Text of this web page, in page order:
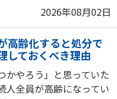
2026年08月02日
高齢化すると処分で
しておくべき理由
かやろう」と思っていた
人全員が高齢になってい